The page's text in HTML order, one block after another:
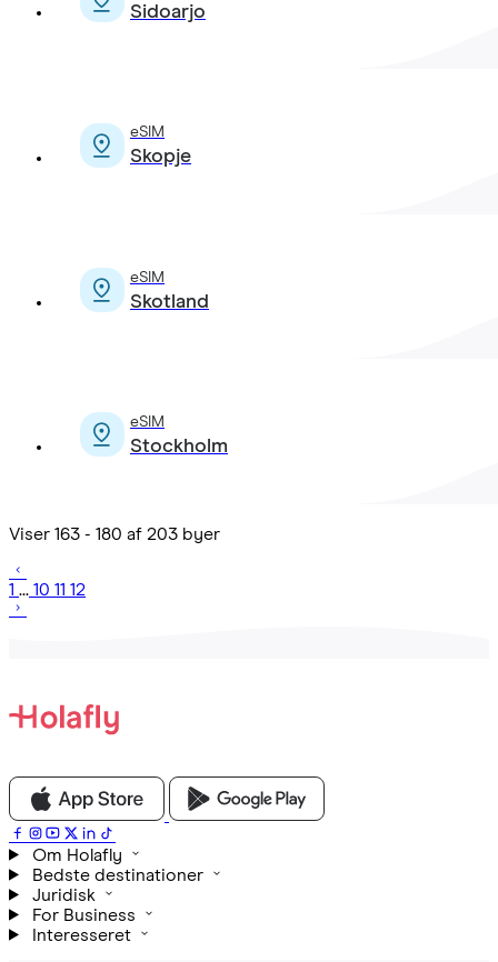
Sidoarjo
eSIM
Skopje
eSIM
Skotland
eSIM
Stockholm
Viser 163 - 180 af 203 byer
1 ... 10 11 12
Om Holafly
Bedste destinationer
Juridisk
For Business
Interesseret